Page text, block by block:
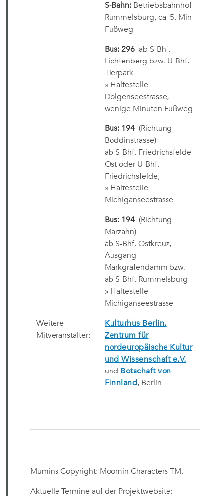
S-Bahn: Betriebsbahnhof
Rummelsburg, ca. 5. Min
Fußweg
Bus: 296 ab S-Bhf.
Lichtenberg bzw. U-Bhf.
Tierpark
» Haltestelle
Dolgenseestrasse,
wenige Minuten Fußweg
Bus: 194 (Richtung
Boddinstrasse)
ab S-Bhf. Friedrichsfelde-
Ost oder U-Bhf.
Friedrichsfelde,
» Haltestelle
Michiganseestrasse
Bus: 194 (Richtung
Marzahn)
ab S-Bhf. Ostkreuz,
Ausgang
Markgrafendamm bzw.
ab S-Bhf. Rummelsburg
» Haltestelle
Michiganseestrasse
Weitere
Mitveranstalter:
Kulturhus Berlin.
Zentrum für
nordeuropäische Kultur
und Wissenschaft e.V.
und Botschaft von
Finnland, Berlin
Mumins Copyright: Moomin Characters TM.
Aktuelle Termine auf der Projektwebsite: